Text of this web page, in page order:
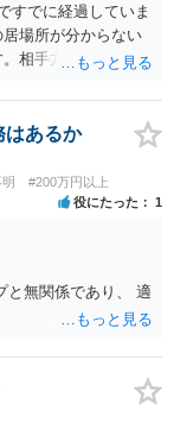
すでに経過していま
場所が分からない
相手方の居場所が
はあるか
#200万円以上
役にたった 1
と無関係であり、 適